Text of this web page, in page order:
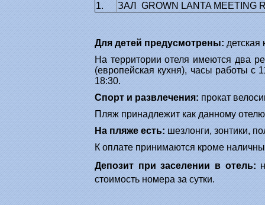
1. ЗАЛ GROWN LANTA MEETING
Для детей предусмотрены: детская
На территории отеля имеются два
(европейская кухня), часы работы
18:30.
Спорт и развлечения: прокат
Пляж принадлежит как данному
На пляже есть: шезлонги, зонтики,
К оплате принимаются кроме
Депозит при заселении в отель:
стоимость номера за сутки.